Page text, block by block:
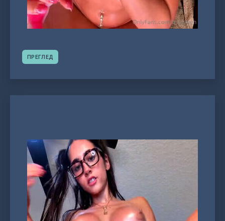
ПРЕГЛЕД